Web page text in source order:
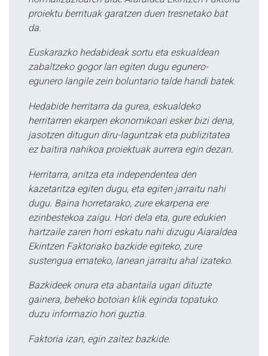
proiektu berrituak garatzen duen tresnetako bat
da.
Euskarazko hedabideak sortu eta eskualdean
zabaltzeko gogor lan egiten dugu egunero-
egunero langile zein boluntario talde handi batek.
Hedabide herritarra da gurea, eskualdeko
herritarren ekarpen ekonomikoari esker bizi dena,
jasotzen ditugun diru-laguntzak eta publizitatea
ez baitira nahikoa proiektuak aurrera egin dezan.
Herritarra, anitza eta independentea den
kazetaritza egiten dugu, eta egiten jarraitu nahi
dugu. Baina horretarako, zure ekarpena ere
ezinbestekoa zaigu. Hori dela eta, gure edukien
hartzaile zaren horri eskatu nahi dizugu Aiaraldea
Ekintzen Faktoriako bazkide egiteko, zure
sustengua emateko, lanean jarraitu ahal izateko.
Bazkideek onura eta abantaila ugari dituzte
gainera, beheko botoian klik eginda topatuko
duzu informazio hori guztia.
Faktoria izan, egin zaitez bazkide.